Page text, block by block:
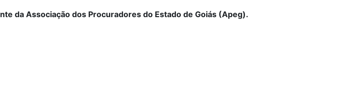
da Associação dos Procuradores do Estado de Goiás (Apeg).